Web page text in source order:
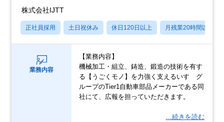
株式会社IJTT
正社員採用 土日祝休み 休日120日以上 月残業20時間以内
業務内容
【業務内容】
機械加⼯・組⽴、鋳造、鍛造の技術を有す
る【うごくモノ】を⼒強く⽀えるいすゞグ
ループのTier1⾃動⾞部品メーカーである同
社にて、広報を担っていただきます。
…続きを読む